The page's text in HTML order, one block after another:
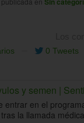
0 Tweets
y semen |
en el
la llamada